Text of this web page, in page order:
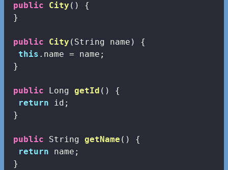
public City ()
{
}
public City (String name)
{
this .name = name;
}
public Long getId ()
{
return id;
}
public String getName ()
{
return name;
}